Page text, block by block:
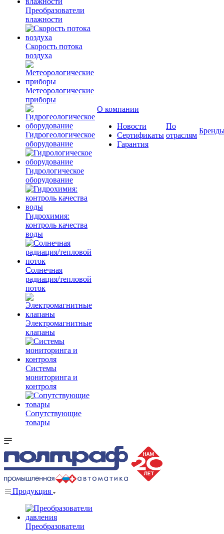
Преобразователи
влажности
Скорость потока
воздуха
Метеорологические
приборы
Гидрогеологическое
оборудование
Гидрологическое
оборудование
Гидрохимия:
контроль качества
воды
Солнечная
радиация/тепловой
поток
Электромагнитные
клапаны
Системы
мониторинга и
контроля
Сопутствующие
товары
О компании
Новости
Сертификаты
Гарантия
По
отраслям
Продукция
Преобразователи